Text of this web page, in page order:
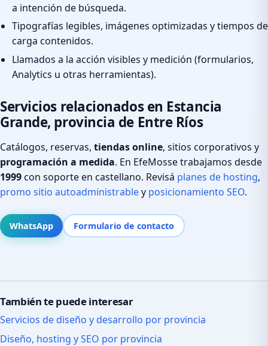
a intención de búsqueda.
Tipografías legibles, imágenes optimizadas y tiempos de
carga contenidos.
Llamados a la acción visibles y medición (formularios,
Analytics u otras herramientas).
Servicios relacionados en Estancia
Grande, provincia de Entre Ríos
Catálogos, reservas, tiendas online, sitios corporativos y
programación a medida. En EfeMosse trabajamos desde
1999con soporte en castellano. Revisá planes de hosting,
promo sitio autoadministrabley posicionamiento SEO.
WhatsApp Formulario de contacto
También te puede interesar
Servicios de diseño y desarrollo por provincia
Diseño, hosting y SEO por provincia